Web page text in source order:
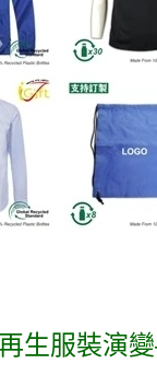
生服裝演